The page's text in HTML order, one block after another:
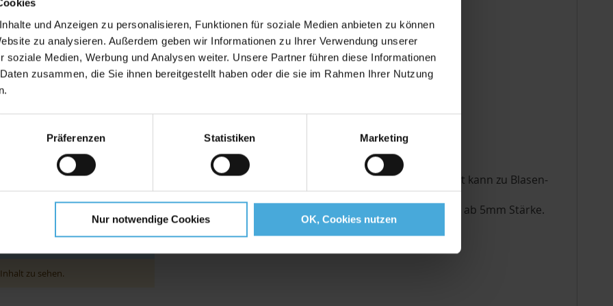
und Anzeigen zu personalisieren, Funktionen für soziale Medien anbieten zu können
zu analysieren. Außerdem geben wir Informationen zu Ihrer Verwendung unserer
soziale Medien, Werbung und Analysen weiter. Unsere Partner führen diese Informationen
zusammen, die Sie ihnen bereitgestellt haben oder die sie im Rahmen Ihrer Nutzung
Präferenzen Statistiken Marketing
Nur notwendige Cookies OK, Cookies nutzen
Messer
unter gleichen klimatischen Bedingungen. Unterschiedliche Feuchtigkeit kann zu Blasen-
muss trocken und sauber sein. Aufgrund der veränderbaren Planlage durch
freihängende Präsentationen das Kaschieren auf selbstklebende Leichtschaumplatten ab 5mm Stärke.
zu sehen.